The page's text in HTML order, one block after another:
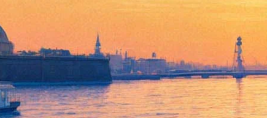
В августе начнется отбор музыкантов в создаваемый на
киностудии "Ленфильм". Как сообщили в пресс-службе
студии, на прослушивания будут приглашаться
профессиональные исполнители, всего планируется отобрать
60 музыкантов.
Идея создания собственного музыкального коллектива